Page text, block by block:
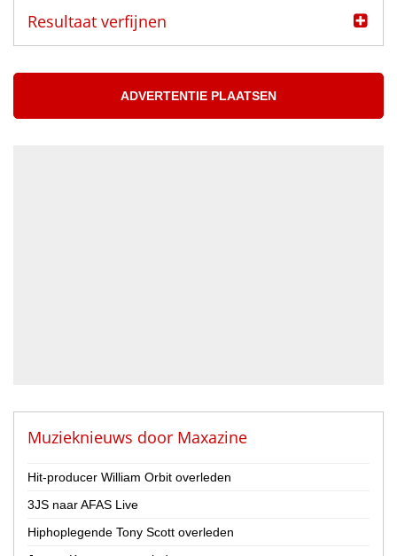
Resultaat verfijnen
Muzikanten aangeboden
Muzikanten gezocht
Nederland
België
Provincie
ADVERTENTIE PLAATSEN
Muzieknieuws door Maxazine
Hit-producer William Orbit overleden
3JS naar AFAS Live
Hiphoplegende Tony Scott overleden